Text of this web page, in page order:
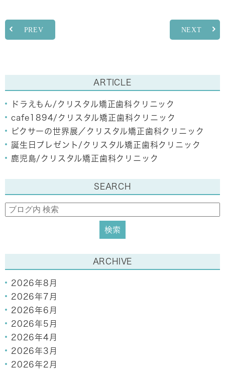
PREV NEXT
ARTICLE
ドラえもん/クリスタル矯正歯科クリニック
cafe1894/クリスタル矯正歯科クリニック
ピクサーの世界展／クリスタル矯正歯科クリニック
誕生日プレゼント/クリスタル矯正歯科クリニック
鹿児島/クリスタル矯正歯科クリニック
SEARCH
ARCHIVE
2026年8月
2026年7月
2026年6月
2026年5月
2026年4月
2026年3月
2026年2月